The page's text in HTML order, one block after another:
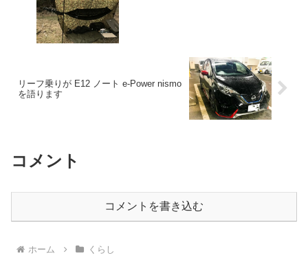
リーフ乗りが E12 ノート e-Power nismo
を語ります
コメント
コメントを書き込む
ホーム くらし